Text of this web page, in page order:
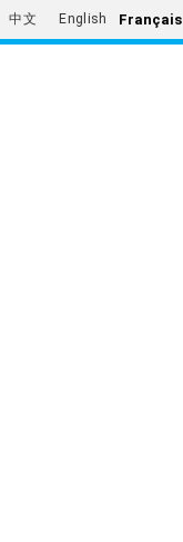
中文 English Français